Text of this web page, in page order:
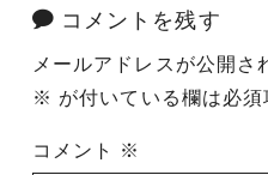
コメントを残す
メールアドレスが公開さ
※ が付いている欄は必須
コメント ※